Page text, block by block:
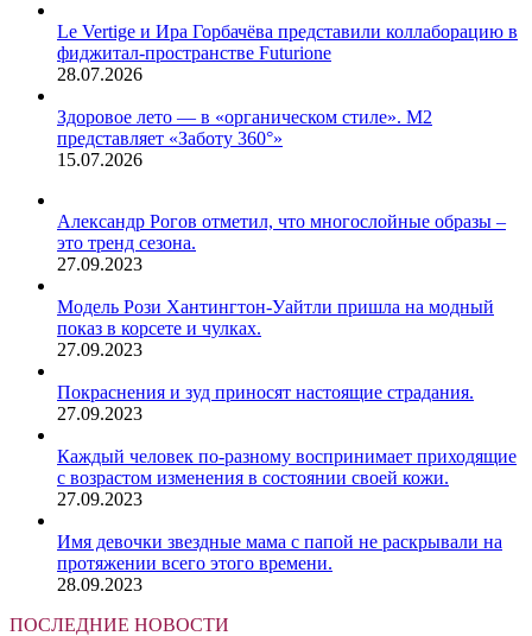
Le Vertige и Ира Горбачёва представили коллаборацию в
фиджитал-пространстве Futurione
28.07.2026
Здоровое лето — в «органическом стиле». М2
представляет «Заботу 360°»
15.07.2026
Александр Рогов отметил, что многослойные образы –
это тренд сезона.
27.09.2023
Модель Рози Хантингтон-Уайтли пришла на модный
показ в корсете и чулках.
27.09.2023
Покраснения и зуд приносят настоящие страдания.
27.09.2023
Каждый человек по-разному воспринимает приходящие
с возрастом изменения в состоянии своей кожи.
27.09.2023
Имя девочки звездные мама с папой не раскрывали на
протяжении всего этого времени.
28.09.2023
ПОСЛЕДНИЕ НОВОСТИ